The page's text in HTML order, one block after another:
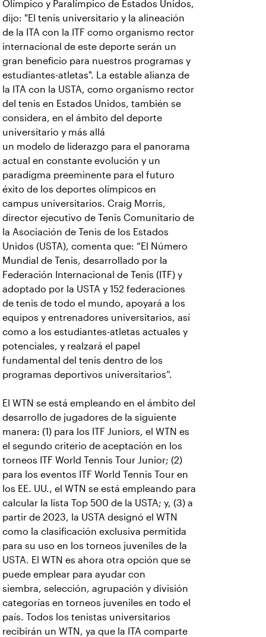
Olímpico y Paralímpico de Estados Unidos,
dijo: "El tenis universitario y la alineación
de la ITA con la ITF como organismo rector
internacional de este deporte serán un
gran beneficio para nuestros programas y
estudiantes-atletas". La estable alianza de
la ITA con la USTA, como organismo rector
del tenis en Estados Unidos, también se
considera, en el ámbito del deporte
universitario y más allá
un modelo de liderazgo para el panorama
actual en constante evolución y un
paradigma preeminente para el futuro
éxito de los deportes olímpicos en
campus universitarios. Craig Morris,
director ejecutivo de Tenis Comunitario de
la Asociación de Tenis de los Estados
Unidos (USTA), comenta que: “El Número
Mundial de Tenis, desarrollado por la
Federación Internacional de Tenis (ITF) y
adoptado por la USTA y 152 federaciones
de tenis de todo el mundo, apoyará a los
equipos y entrenadores universitarios, así
como a los estudiantes-atletas actuales y
potenciales, y realzará el papel
fundamental del tenis dentro de los
programas deportivos universitarios”.
El WTN se está empleando en el ámbito del
desarrollo de jugadores de la siguiente
manera: (1) para los ITF Juniors, el WTN es
el segundo criterio de aceptación en los
torneos ITF World Tennis Tour Junior; (2)
para los eventos ITF World Tennis Tour en
los EE. UU., el WTN se está empleando para
calcular la lista Top 500 de la USTA; y, (3) a
partir de 2023, la USTA designó el WTN
como la clasificación exclusiva permitida
para su uso en los torneos juveniles de la
USTA. El WTN es ahora otra opción que se
puede emplear para ayudar con
siembra, selección, agrupación y división
categorías en torneos juveniles en todo el
país. Todos los tenistas universitarios
recibirán un WTN, ya que la ITA comparte